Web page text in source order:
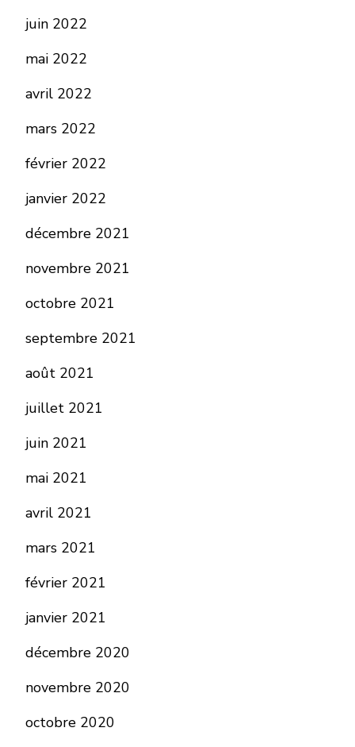
juin 2022
mai 2022
avril 2022
mars 2022
février 2022
janvier 2022
décembre 2021
novembre 2021
octobre 2021
septembre 2021
août 2021
juillet 2021
juin 2021
mai 2021
avril 2021
mars 2021
février 2021
janvier 2021
décembre 2020
novembre 2020
octobre 2020